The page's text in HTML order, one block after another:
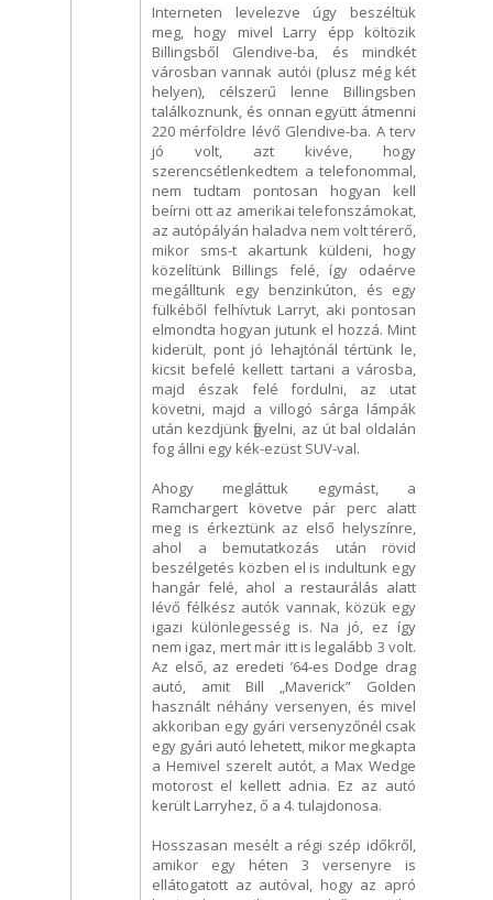
Interneten levelezve úgy beszéltük
meg, hogy mivel Larry épp költözik
Billingsből Glendive-ba, és mindkét
városban vannak autói (plusz még két
helyen), célszerű lenne Billingsben
találkoznunk, és onnan együtt átmenni
220 mérföldre lévő Glendive-ba. A terv
jó volt, azt kivéve, hogy
szerencsétlenkedtem a telefonommal,
nem tudtam pontosan hogyan kell
beírni ott az amerikai telefonszámokat,
az autópályán haladva nem volt térerő,
mikor sms-t akartunk küldeni, hogy
közelítünk Billings felé, így odaérve
megálltunk egy benzinkúton, és egy
fülkéből felhívtuk Larryt, aki pontosan
elmondta hogyan jutunk el hozzá. Mint
kiderült, pont jó lehajtónál tértünk le,
kicsit befelé kellett tartani a városba,
majd észak felé fordulni, az utat
követni, majd a villogó sárga lámpák
után kezdjünk figyelni, az út bal oldalán
fog állni egy kék-ezüst SUV-val.
Ahogy megláttuk egymást, a
Ramchargert követve pár perc alatt
meg is érkeztünk az első helyszínre,
ahol a bemutatkozás után rövid
beszélgetés közben el is indultunk egy
hangár felé, ahol a restaurálás alatt
lévő félkész autók vannak, közük egy
igazi különlegesség is. Na jó, ez így
nem igaz, mert már itt is legalább 3 volt.
Az első, az eredeti ’64-es Dodge drag
autó, amit Bill „Maverick” Golden
használt néhány versenyen, és mivel
akkoriban egy gyári versenyzőnél csak
egy gyári autó lehetett, mikor megkapta
a Hemivel szerelt autót, a Max Wedge
motorost el kellett adnia. Ez az autó
került Larryhez, ő a 4. tulajdonosa.
Hosszasan mesélt a régi szép időkről,
amikor egy héten 3 versenyre is
ellátogatott az autóval, hogy az apró